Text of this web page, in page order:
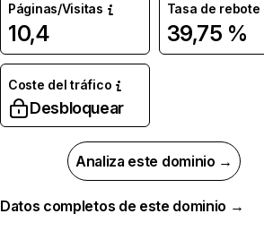
Páginas/Visitas
10,4
Tasa de rebote
39,75 %
Coste del tráfico
Desbloquear
Analiza este dominio →
Datos completos de este dominio →